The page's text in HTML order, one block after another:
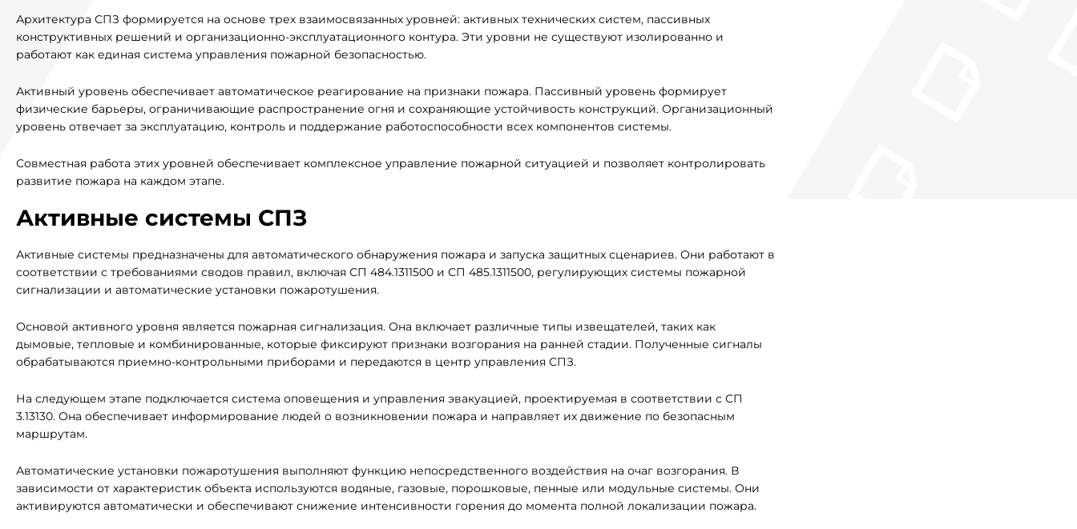
Архитектура СПЗ формируется на основе трех взаимосвязанных уровней: активных технических систем, пассивных
конструктивных решений и организационно-эксплуатационного контура. Эти уровни не существуют изолированно и
работают как единая система управления пожарной безопасностью.
Активный уровень обеспечивает автоматическое реагирование на признаки пожара. Пассивный уровень формирует
физические барьеры, ограничивающие распространение огня и сохраняющие устойчивость конструкций. Организационный
уровень отвечает за эксплуатацию, контроль и поддержание работоспособности всех компонентов системы.
Совместная работа этих уровней обеспечивает комплексное управление пожарной ситуацией и позволяет контролировать
развитие пожара на каждом этапе.
Активные системы СПЗ
Активные системы предназначены для автоматического обнаружения пожара и запуска защитных сценариев. Они работают в
соответствии с требованиями сводов правил, включая СП 484.1311500 и СП 485.1311500, регулирующих системы пожарной
сигнализации и автоматические установки пожаротушения.
Основой активного уровня является пожарная сигнализация. Она включает различные типы извещателей, таких как
дымовые, тепловые и комбинированные, которые фиксируют признаки возгорания на ранней стадии. Полученные сигналы
обрабатываются приемно-контрольными приборами и передаются в центр управления СПЗ.
На следующем этапе подключается система оповещения и управления эвакуацией, проектируемая в соответствии с СП
3.13130. Она обеспечивает информирование людей о возникновении пожара и направляет их движение по безопасным
маршрутам.
Автоматические установки пожаротушения выполняют функцию непосредственного воздействия на очаг возгорания. В
зависимости от характеристик объекта используются водяные, газовые, порошковые, пенные или модульные системы. Они
активируются автоматически и обеспечивают снижение интенсивности горения до момента полной локализации пожара.